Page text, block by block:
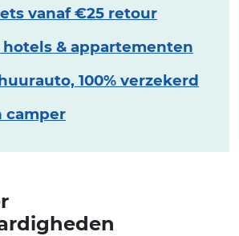
vanaf €25 retour
hotels & appartementen
100% verzekerd
camper